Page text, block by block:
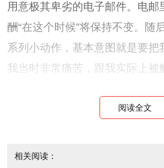
用意极其卑劣的电子邮件。电邮
酬“在这个时候”将保持不变。随
系列小动作，基本意图就是要把
我当时非常痛苦，跟我实际上被
阅读全文
相关阅读：